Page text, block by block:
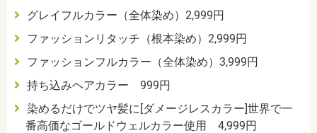
グレイフルカラー（全体染め）2,999円
ファッションリタッチ（根本染め）2,999円
ファッションフルカラー（全体染め）3,999円
持ち込みヘアカラー 999円
染めるだけでツヤ髪に[ダメージレスカラー]世界で一
番高価なゴールドウェルカラー使用 4,999円